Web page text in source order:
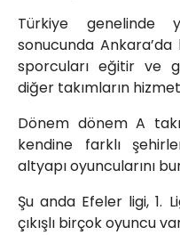
Türkiye genelinde
sonucunda
sporcuları eğitir ve
diğer takımların
Dönem dönem A
kendine farklı
altyapı oyuncularını
Şu anda Efeler ligi, 1.
çıkışlı birçok oyuncu